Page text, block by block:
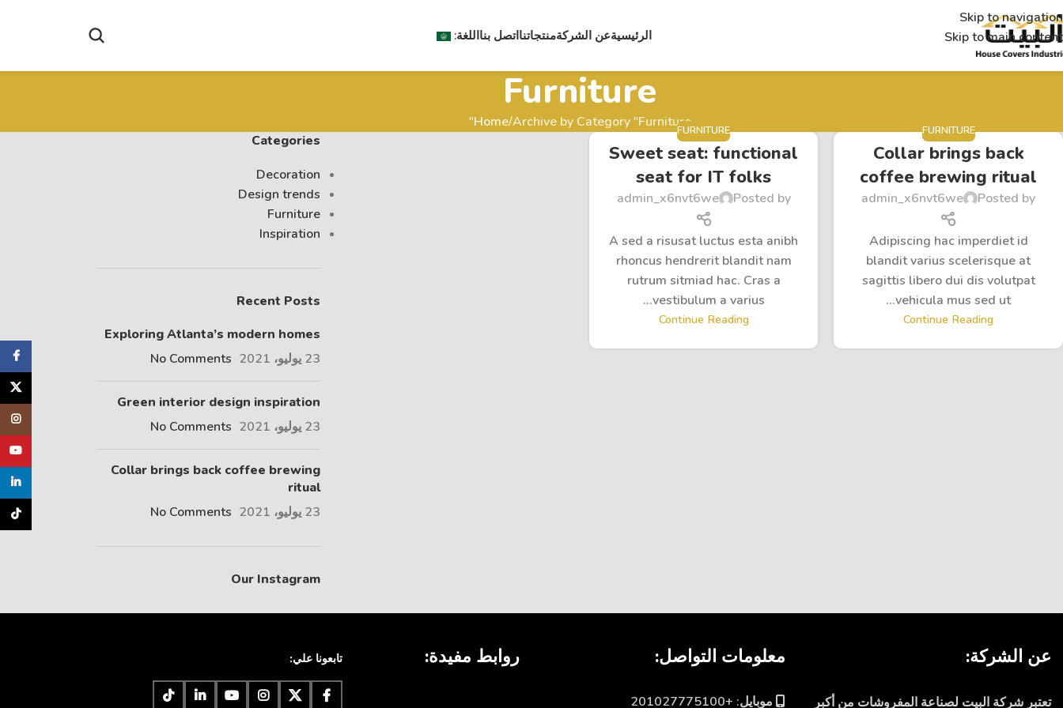
Skip to navigation
Skip to main content
الرئيسيةعن الشركةمنتجاتنااتصل بنااللغة:
Furniture
Home Archive by Category "Furniture" FURNITURE
Collar brings back
coffee brewing ritual
Posted by
admin_x6nvt6we
Adipiscing hac imperdiet id
blandit varius scelerisque at
sagittis libero dui dis volutpat
vehicula mus sed ut...
Continue Reading
FURNITURE
Sweet seat: functional
seat for IT folks
Posted by
admin_x6nvt6we
A sed a risusat luctus esta anibh
rhoncus hendrerit blandit nam
rutrum sitmiad hac. Cras a
vestibulum a varius...
Continue Reading
Categories
Decoration
Design trends
Furniture
Inspiration
Recent Posts
Exploring Atlanta’s modern homes
23 يوليو، 2021
No Comments
Green interior design inspiration
23 يوليو، 2021
No Comments
Collar brings back coffee brewing
ritual
23 يوليو، 2021
No Comments
Our Instagram
عن الشركة:
تعتبر شركة البيت لصناعة المفروشات من أكبر
معلومات التواصل:
موبايل: +201027775100
روابط مفيدة: تابعونا علي: